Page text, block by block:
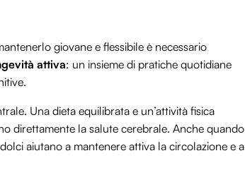
giovane e flessibile è necessario
attiva: un insieme di pratiche quotidiane
Una dieta equilibrata e un’attività fisica
direttamente la salute cerebrale. Anche quando
aiutano a mantenere attiva la circolazione e a